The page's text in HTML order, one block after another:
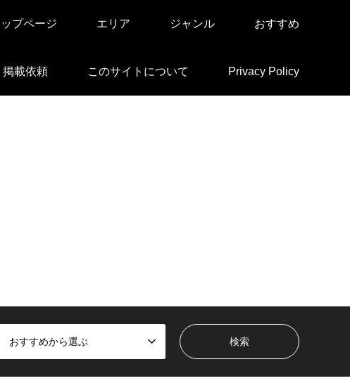
ップページ エリア ジャンル おすすめ
掲載依頼 このサイトについて Privacy Policy
おすすめから選ぶ